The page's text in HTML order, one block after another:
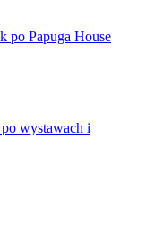
po Papuga House
wystawach i